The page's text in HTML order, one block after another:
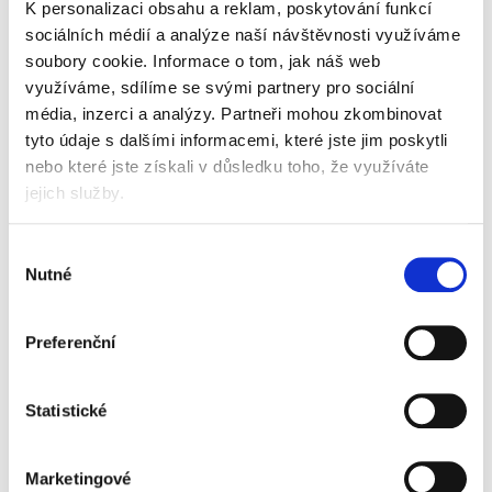
K personalizaci obsahu a reklam, poskytování funkcí
sociálních médií a analýze naší návštěvnosti využíváme
soubory cookie. Informace o tom, jak náš web
využíváme, sdílíme se svými partnery pro sociální
média, inzerci a analýzy. Partneři mohou zkombinovat
tyto údaje s dalšími informacemi, které jste jim poskytli
nebo které jste získali v důsledku toho, že využíváte
jejich služby.
souhlasu
Nutné
Preferenční
Statistické
Marketingové
světelná indikace připravenosti
laminace za tepla inovovaným systémem
výhřevu a vyspělá technologie 6 laminovacích
válců zajistí prémiovou kvalitu výsledných
dokumentů
možnost přepnutí do režimu pro laminaci
za studena
zpětný chod
náběh do pracovního režimu trvá cca 1 min
rychlost laminace až 140 cm/min
funkce připomíná uživateli, aby vyčistil válce
detekuje tloušťku laminovací fólie a náležitě
přizpůsobuje stroj k optimálním provozním
InstaHeat - zrychlený výhřev stroje na pracovní
teplotu
zabraňuje uvíznutí laminovaného dokumentu